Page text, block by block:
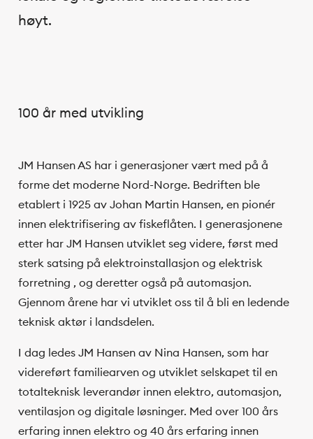
høyt.
100 år med utvikling
JM Hansen AS har i generasjoner vært med på å
forme det moderne Nord-Norge. Bedriften ble
etablert i 1925 av Johan Martin Hansen, en pionér
innen elektrifisering av fiskeflåten. I generasjonene
etter har JM Hansen utviklet seg videre, først med
sterk satsing på elektroinstallasjon og elektrisk
forretning , og deretter også på automasjon.
Gjennom årene har vi utviklet oss til å bli en ledende
teknisk aktør i landsdelen.
I dag ledes JM Hansen av Nina Hansen, som har
videreført familiearven og utviklet selskapet til en
totalteknisk leverandør innen elektro, automasjon,
ventilasjon og digitale løsninger. Med over 100 års
erfaring innen elektro og 40 års erfaring innen